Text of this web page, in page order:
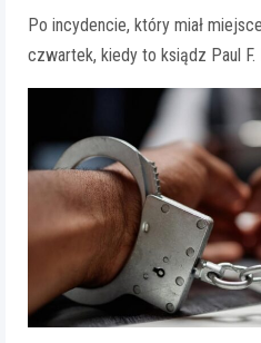
Po incydencie, który miał
czwartek, kiedy to ksiądz Paul F.